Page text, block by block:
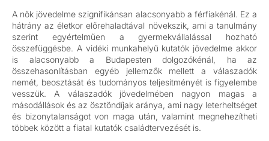
A nők jövedelme szignifikánsan alacsonyabb a férfiakénál. Ez a
hátrány az életkor előrehaladtával növekszik, ami a tanulmány
szerint egyértelműen a gyermekvállalással hozható
összefüggésbe. A vidéki munkahelyű kutatók jövedelme akkor
is alacsonyabb a Budapesten dolgozókénál, ha az
összehasonlításban egyéb jellemzők mellett a válaszadók
nemét, beosztását és tudományos teljesítményét is figyelembe
vesszük. A válaszadók jövedelmében nagyon magas a
másodállások és az ösztöndíjak aránya, ami nagy leterheltséget
és bizonytalanságot von maga után, valamint megnehezítheti
többek között a fiatal kutatók családtervezését is.